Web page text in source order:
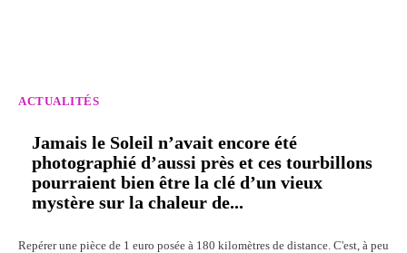
ACTUALITÉS
Jamais le Soleil n’avait encore été
photographié d’aussi près et ces tourbillons
pourraient bien être la clé d’un vieux
mystère sur la chaleur de...
Repérer une pièce de 1 euro posée à 180 kilomètres de distance. C'est, à peu